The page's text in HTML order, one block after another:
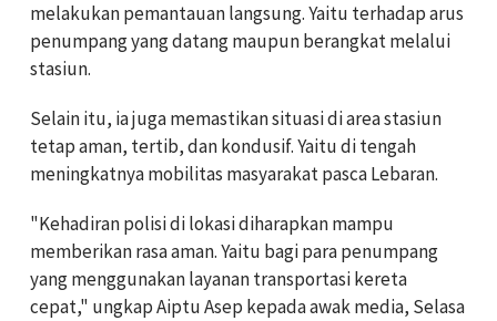
melakukan pemantauan langsung. Yaitu terhadap arus
penumpang yang datang maupun berangkat melalui
stasiun.
Selain itu, ia juga memastikan situasi di area stasiun
tetap aman, tertib, dan kondusif. Yaitu di tengah
meningkatnya mobilitas masyarakat pasca Lebaran.
"Kehadiran polisi di lokasi diharapkan mampu
memberikan rasa aman. Yaitu bagi para penumpang
yang menggunakan layanan transportasi kereta
cepat," ungkap Aiptu Asep kepada awak media, Selasa